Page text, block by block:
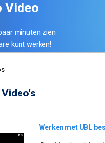
Video
minuten zien
kunt werken!
Werken met UBL